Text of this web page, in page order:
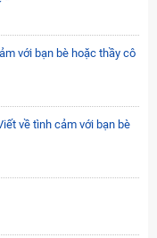
với bạn bè hoặc thầy cô
về tình cảm với bạn bè